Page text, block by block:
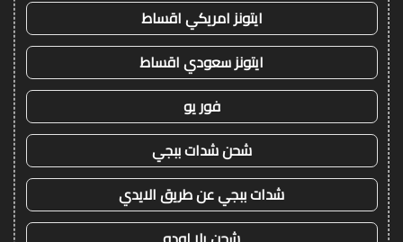
ايتونز امريكي اقساط
ايتونز سعودي اقساط
فور يو
شحن شدات ببجي
شدات ببجي عن طريق الايدي